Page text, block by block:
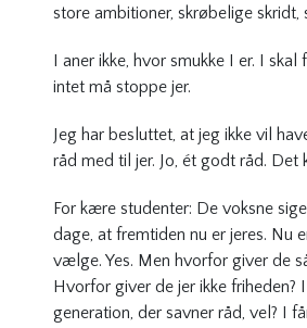
store ambitioner, skrøbelige skridt,
I aner ikke, hvor smukke I er. I skal
intet må stoppe jer.
Jeg har besluttet, at jeg ikke vil
råd med til jer. Jo, ét godt råd. Det
For kære studenter: De voksne
dage, at fremtiden nu er jeres. Nu
vælge. Yes. Men hvorfor giver de
Hvorfor giver de jer ikke friheden?
generation, der savner råd, vel? I